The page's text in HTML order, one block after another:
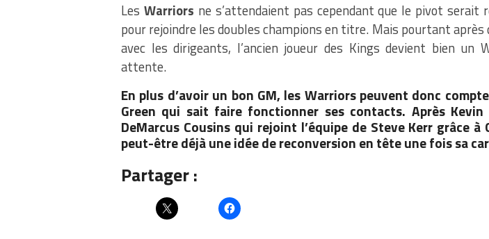
Les Warriors ne s’attendaient pas cependant que le pivot serait
pour rejoindre les doubles champions en titre. Mais pourtant après
avec les dirigeants, l’ancien joueur des Kings devient bien un
attente.
En plus d’avoir un bon GM, les Warriors peuvent donc
Green qui sait faire fonctionner ses contacts. Après Kevin
DeMarcus Cousins qui rejoint l’équipe de Steve Kerr grâce à
peut-être déjà une idée de reconversion en tête une fois sa
Partager :